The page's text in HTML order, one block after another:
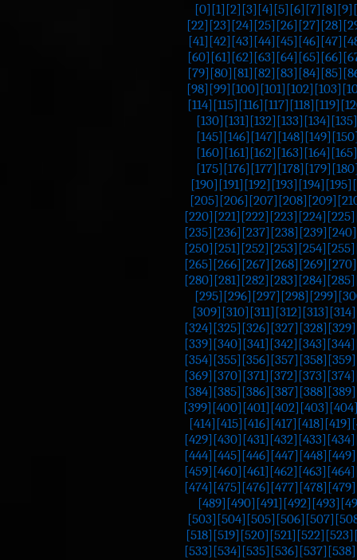
[0] [1] [2] [3] [4] [5] [6] [7] [8] [9]
[22] [23] [24] [25] [26] [27] [28]
[41] [42] [43] [44] [45] [46] [47]
[60] [61] [62] [63] [64] [65] [66]
[79] [80] [81] [82] [83] [84] [85]
[98] [99] [100] [101] [102] [103]
[114] [115] [116] [117] [118] [119]
[130] [131] [132] [133] [134] [135]
[145] [146] [147] [148] [149]
[160] [161] [162] [163] [164] [165]
[175] [176] [177] [178] [179]
[190] [191] [192] [193] [194] [195]
[205] [206] [207] [208] [209]
[220] [221] [222] [223] [224] [225]
[235] [236] [237] [238] [239] [240]
[250] [251] [252] [253] [254] [255]
[265] [266] [267] [268] [269] [270]
[280] [281] [282] [283] [284] [285]
[295] [296] [297] [298] [299]
[309] [310] [311] [312] [313] [314]
[324] [325] [326] [327] [328] [329]
[339] [340] [341] [342] [343] [344]
[354] [355] [356] [357] [358] [359]
[369] [370] [371] [372] [373] [374]
[384] [385] [386] [387] [388] [389]
[399] [400] [401] [402] [403]
[414] [415] [416] [417] [418] [419]
[429] [430] [431] [432] [433] [434]
[444] [445] [446] [447] [448] [449]
[459] [460] [461] [462] [463] [464]
[474] [475] [476] [477] [478] [479]
[489] [490] [491] [492] [493]
[503] [504] [505] [506] [507]
[518] [519] [520] [521] [522] [523]
[533] [534] [535] [536] [537] [538]